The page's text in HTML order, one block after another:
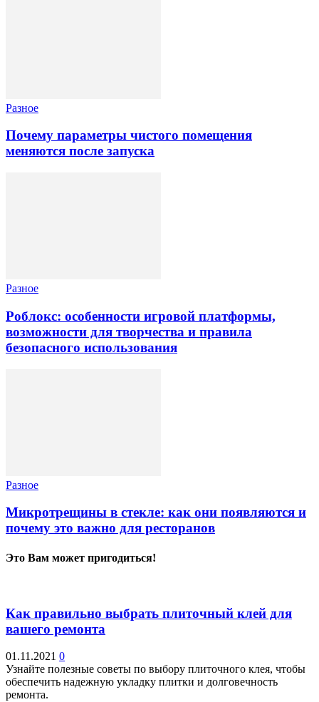
Разное
Почему параметры чистого помещения
меняются после запуска
Разное
Роблокс: особенности игровой платформы,
возможности для творчества и правила
безопасного использования
Разное
Микротрещины в стекле: как они появляются и
почему это важно для ресторанов
Это Вам может пригодиться!
Как правильно выбрать плиточный клей для
вашего ремонта
01.11.2021 0
Узнайте полезные советы по выбору плиточного клея, чтобы
обеспечить надежную укладку плитки и долговечность
ремонта.